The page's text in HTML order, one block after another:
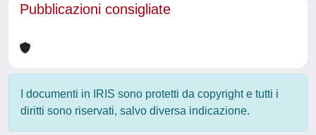
Pubblicazioni consigliate
I documenti in IRIS sono protetti da copyright e tutti i
diritti sono riservati, salvo diversa indicazione.